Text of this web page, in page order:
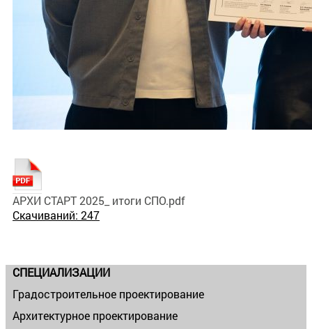
АРХИ СТАРТ 2025_ итоги СПО.pdf
Скачиваний: 247
СПЕЦИАЛИЗАЦИИ
Градостроительное проектирование
Архитектурное проектирование